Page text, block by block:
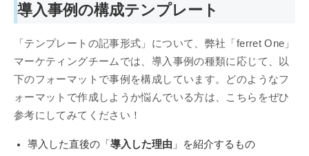
導入事例の構成テンプレート
「テンプレートの記事形式」について、弊社「ferret One」
マーケティングチームでは、導入事例の種類に応じて、以
下のフォーマットで事例を構成しています。どのようなフ
ォーマットで作成しようか悩んでいる方は、こちらをぜひ
参考にしてみてください！​​​​
導入した直後の「 導入した理由 」を紹介するもの